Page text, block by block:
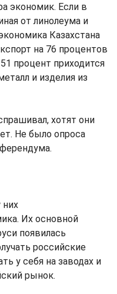
экономик. Если в
от линолеума и
Казахстана
на 76 процентов
процент приходится
и изделия из
хотят они
Не было опроса
Их основной
появилась
российские
у себя на заводах и
рынок.